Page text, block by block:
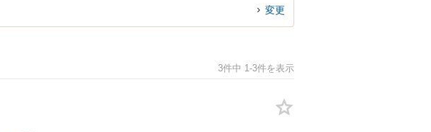
変更
3件中 1-3件を表示